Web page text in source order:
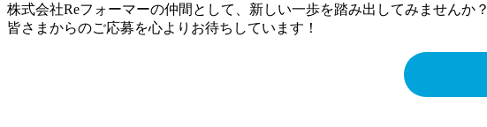
株式会社Reフォーマーの仲間として、新しい一歩を踏み出してみませんか？
皆さまからのご応募を心よりお待ちしています！